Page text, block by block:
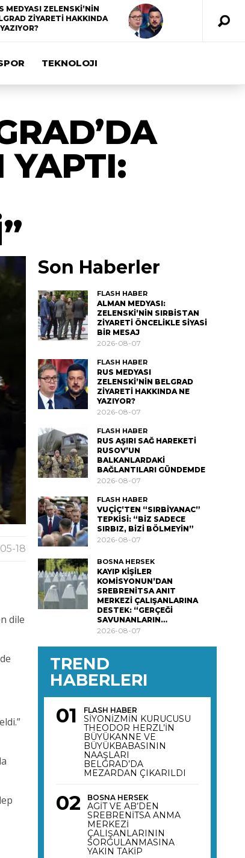
MEDYASI ZELENSKİ’NİN
ZİYARETİ HAKKINDA
TEKNOLOJI
YAPTI:
18
dile
Son Haberler
FLASH HABER
ALMAN MEDYASI:
ZELENSKİ’NİN SIRBİSTAN
ZİYARETİ ÖNCELİKLE SİYASİ
BİR MESAJ
2026-08-07
FLASH HABER
RUS MEDYASI
ZELENSKİ’NİN BELGRAD
ZİYARETİ HAKKINDA NE
YAZIYOR?
2026-08-07
FLASH HABER
RUS AŞIRI SAĞ HAREKETİ
RUSOV’UN
BALKANLARDAKİ
BAĞLANTILARI GÜNDEMDE
2026-08-07
FLASH HABER
VUÇİÇ’TEN “SIRBİYANAC”
TEPKİSİ: “BİZ SADECE
SIRBIZ, BİZİ BÖLMEYİN”
2026-08-07
BOSNA HERSEK
KAYIP KİŞİLER
KOMİSYONUN’DAN
SREBRENİTSA ANIT
MERKEZİ ÇALIŞANLARINA
DESTEK: “GERÇEĞİ
SAVUNANLARIN…
2026-08-07
TREND
HABERLERI
FLASH HABER
SİYONİZMİN KURUCUSU
THEODOR HERZL’İN
BÜYÜKANNE VE
BÜYÜKBABASININ
NAAŞLARI
BELGRAD’DA
MEZARDAN ÇIKARILDI
BOSNA HERSEK
AGİT VE AB’DEN
SREBRENİTSA ANMA
MERKEZİ
ÇALIŞANLARININ
SORGULANMASINA
YAKIN TAKİP